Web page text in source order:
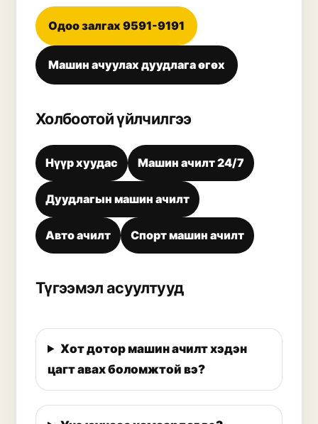
Одоо залгах 9591-9191
Машин ачуулах дуудлага өгөх
Холбоотой үйлчилгээ
Нүүр хуудас Машин ачилт 24/7
Дуудлагын машин ачилт
Авто ачилт Спорт машин ачилт
Түгээмэл асуултууд
Хот дотор машин ачилт хэдэн
цагт авах боломжтой вэ?